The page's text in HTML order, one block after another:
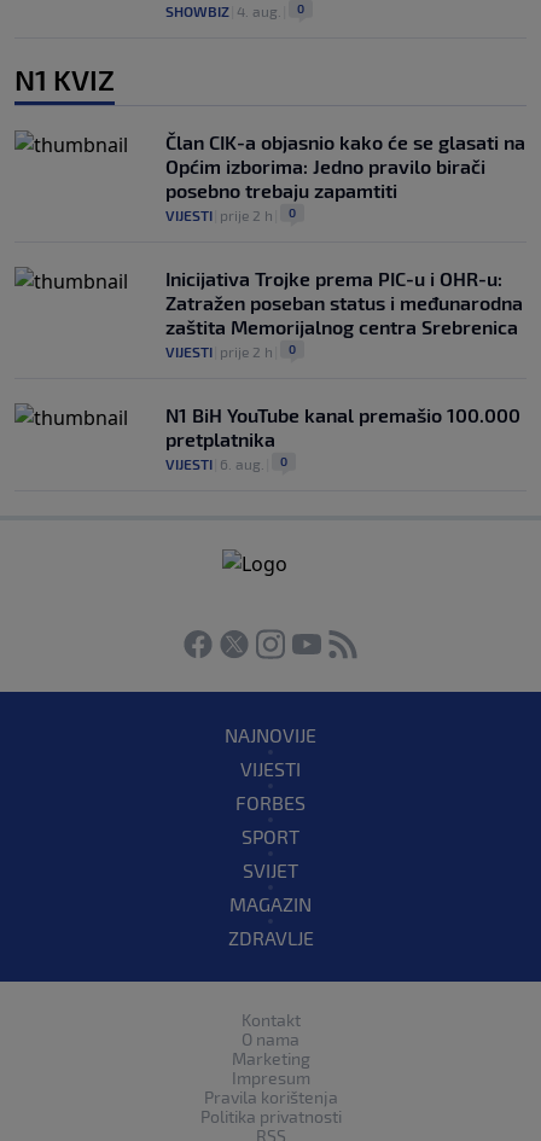
SHOWBIZ 4. aug. 0
N1 KVIZ
Član CIK-a objasnio kako će se glasati na
Općim izborima: Jedno pravilo birači
posebno trebaju zapamtiti
VIJESTI prije 2 h 0
Inicijativa Trojke prema PIC-u i OHR-u:
Zatražen poseban status i međunarodna
zaštita Memorijalnog centra Srebrenica
VIJESTI prije 2 h 0
N1 BiH YouTube kanal premašio 100.000
pretplatnika
VIJESTI 6. aug. 0
NAJNOVIJE
VIJESTI
FORBES
SPORT
SVIJET
MAGAZIN
ZDRAVLJE
Kontakt
O nama
Marketing
Impresum
Pravila korištenja
Politika privatnosti
RSS